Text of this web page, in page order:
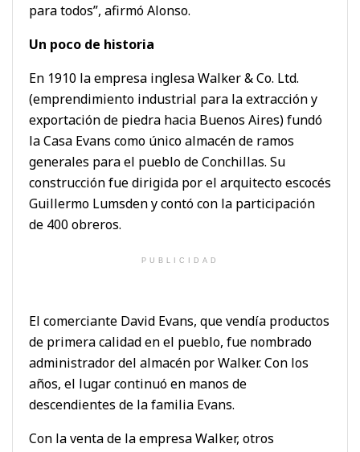
para todos”, afirmó Alonso.
Un poco de historia
En 1910 la empresa inglesa Walker & Co. Ltd.
(emprendimiento industrial para la extracción y
exportación de piedra hacia Buenos Aires) fundó
la Casa Evans como único almacén de ramos
generales para el pueblo de Conchillas. Su
construcción fue dirigida por el arquitecto escocés
Guillermo Lumsden y contó con la participación
de 400 obreros.
PUBLICIDAD
El comerciante David Evans, que vendía productos
de primera calidad en el pueblo, fue nombrado
administrador del almacén por Walker. Con los
años, el lugar continuó en manos de
descendientes de la familia Evans.
Con la venta de la empresa Walker, otros